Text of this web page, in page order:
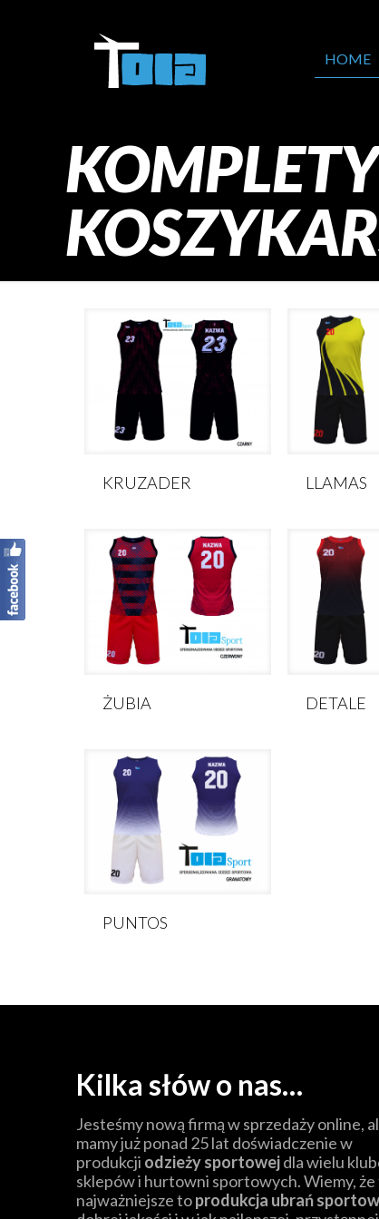
HOME
KOMPLETY
KRUZADER LLAMAS
ŻUBIA DETALE
PUNTOS
Kilka słów o nas…
Jesteśmy nową firmą w sprzedaży online,
mamy już ponad 25 lat doświadczenie w
produkcji odzieży sportowejdla wielu
sklepów i hurtowni sportowych. Wiemy, że
najważniejsze toprodukcja ubrań